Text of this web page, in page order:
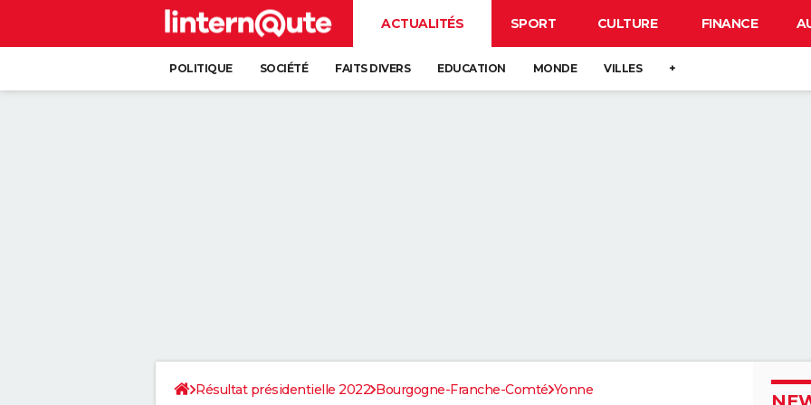
ACTUALITÉS SPORT CULTURE FINANCE
POLITIQUE SOCIÉTÉ FAITS DIVERS EDUCATION MONDE VILLES +
Résultat présidentielle 2022 Bourgogne-Franche-Comté Yonne